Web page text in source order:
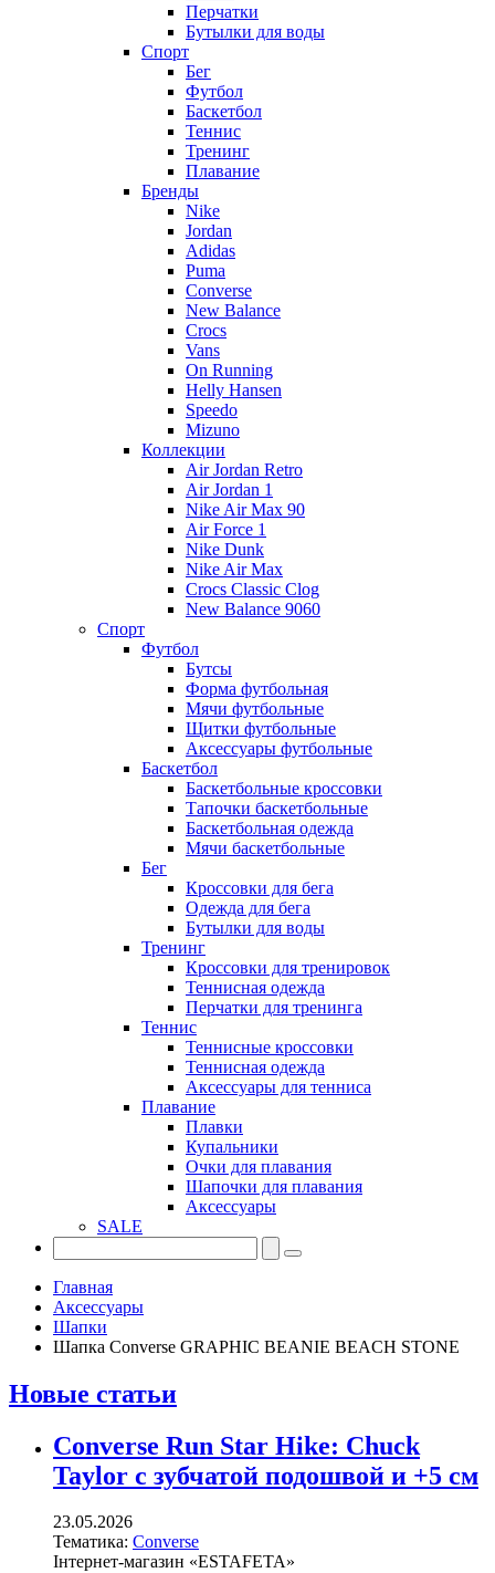
Перчатки
Бутылки для воды
Спорт
Бег
Футбол
Баскетбол
Теннис
Тренинг
Плавание
Бренды
Nike
Jordan
Adidas
Puma
Converse
New Balance
Crocs
Vans
On Running
Helly Hansen
Speedo
Mizuno
Коллекции
Air Jordan Retro
Air Jordan 1
Nike Air Max 90
Air Force 1
Nike Dunk
Nike Air Max
Crocs Classic Clog
New Balance 9060
Спорт
Футбол
Бутсы
Форма футбольная
Мячи футбольные
Щитки футбольные
Аксессуары футбольные
Баскетбол
Баскетбольные кроссовки
Тапочки баскетбольные
Баскетбольная одежда
Мячи баскетбольные
Бег
Кроссовки для бега
Одежда для бега
Бутылки для воды
Тренинг
Кроссовки для тренировок
Теннисная одежда
Перчатки для тренинга
Теннис
Теннисные кроссовки
Теннисная одежда
Аксессуары для тенниса
Плавание
Плавки
Купальники
Очки для плавания
Шапочки для плавания
Аксессуары
SALE
Главная
Аксессуары
Шапки
Шапка Converse GRAPHIC BEANIE BEACH STONE
Новые статьи
Converse Run Star Hike: Chuck
Taylor с зубчатой подошвой и +5 см
23.05.2026
Тематика: Converse
Інтернет-магазин «ESTAFETA»